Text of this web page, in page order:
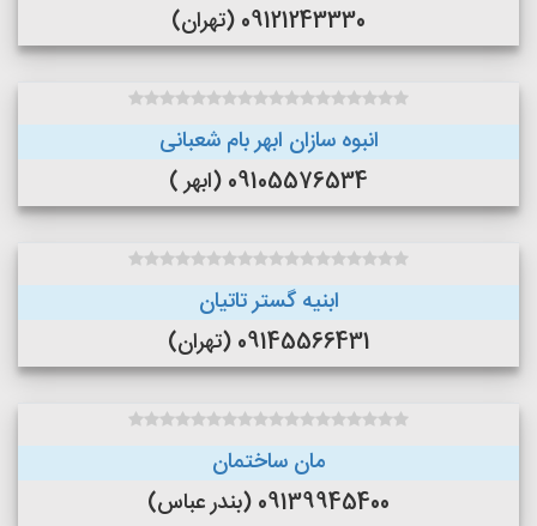
09121243330 (تهران)
انبوه سازان ابهر بام شعبانی
09105576534 (ابهر )
ابنیه گستر تاتیان
09145566431 (تهران)
مان ساختمان
09139945400 (بندر عباس)